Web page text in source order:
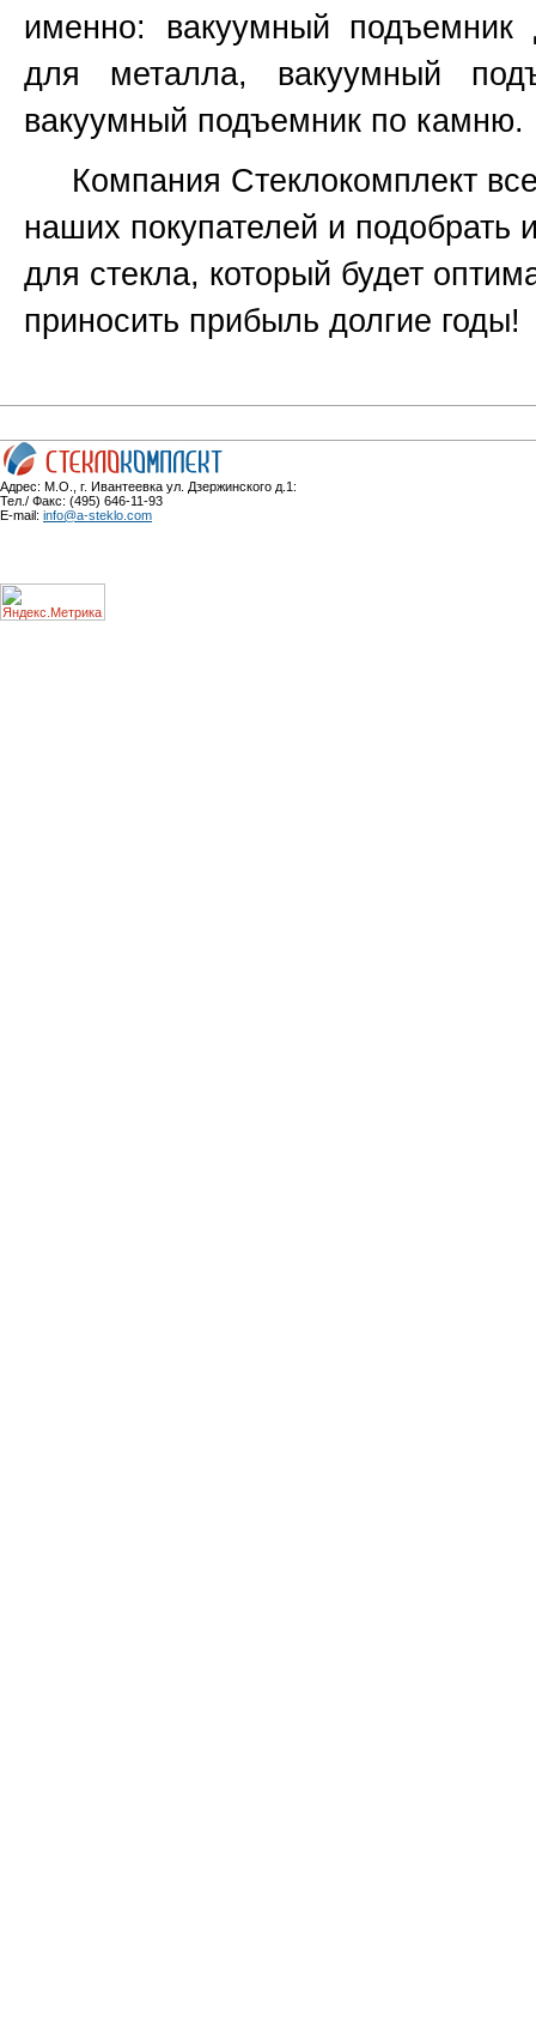
именно: вакуумный
для металла, вакуумный
вакуумный подъемник по камню.
Компания Стеклокомплект
наших покупателей и подобрать
для стекла, который будет
приносить прибыль долгие годы!
Адрес: М.О., г. Ивантеевка ул. Дзержинского д.1:
Тел./ Факс: (495) 646-11-93
E-mail: info@a-steklo.com